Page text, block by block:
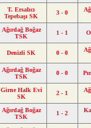
T. Ersalıcı
Tepebaşı SK
3 - 0
Ağırdağ Boğaz
TSK
1 - 1
Denizli SK 0 - 0
Ağırdağ Boğaz
TSK
0 - 0
Girne Halk Evi
SK
2 - 1
Ağırdağ Boğaz
TSK
1 - 2